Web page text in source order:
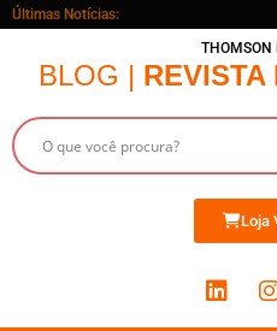
Últimas Notícias:
THOMSON
BLOG | REVISTA
Loja